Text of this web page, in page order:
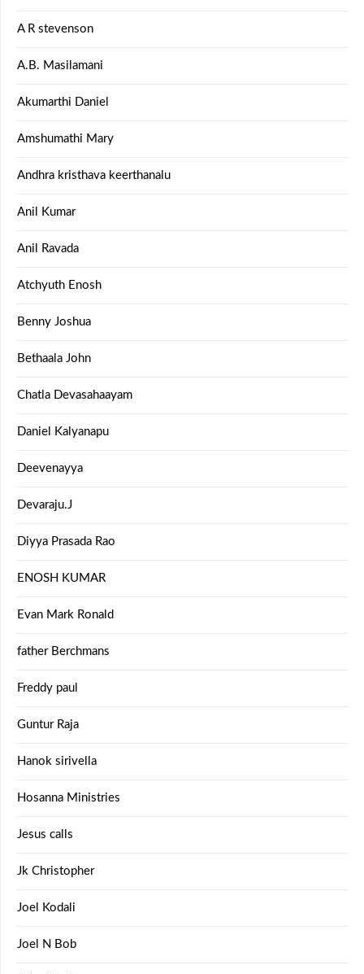
A R stevenson
A.B. Masilamani
Akumarthi Daniel
Amshumathi Mary
Andhra kristhava keerthanalu
Anil Kumar
Anil Ravada
Atchyuth Enosh
Benny Joshua
Bethaala John
Chatla Devasahaayam
Daniel Kalyanapu
Deevenayya
Devaraju.J
Diyya Prasada Rao
ENOSH KUMAR
Evan Mark Ronald
father Berchmans
Freddy paul
Guntur Raja
Hanok sirivella
Hosanna Ministries
Jesus calls
Jk Christopher
Joel Kodali
Joel N Bob